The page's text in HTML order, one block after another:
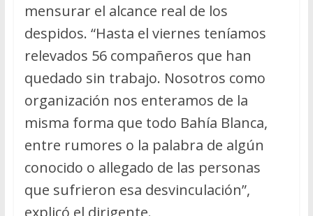
mensurar el alcance real de los
despidos. “Hasta el viernes teníamos
relevados 56 compañeros que han
quedado sin trabajo. Nosotros como
organización nos enteramos de la
misma forma que todo Bahía Blanca,
entre rumores o la palabra de algún
conocido o allegado de las personas
que sufrieron esa desvinculación”,
explicó el dirigente.